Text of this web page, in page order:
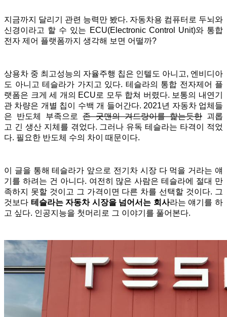
지금까지 달리기 관련 능력만 봤다. 자동차용 컴퓨터로 두뇌와
신경이라고 할 수 있는 ECU(Electronic Control Unit)와 통합
전자 제어 플랫폼까지 생각해 보면 어떨까?
상용차 중 최고성능의 자율주행 칩은 인텔도 아니고, 엔비디아
도 아니고 테슬라가 가지고 있다. 테슬라의 통합 전자제어 플
랫폼은 크게 세 개의 ECU로 모두 합쳐 버렸다. 보통의 내연기
관 차량은 개별 칩이 수백 개 들어간다. 2021년 자동차 업체들
은 반도체 부족으로존 굿맨의 겨드랑이를 핥는듯한괴롭
고 긴 생산 지체를 겪었다. 그러나 유독 테슬라는 타격이 적었
다. 필요한 반도체 수의 차이 때문이다.
이 글을 통해 테슬라가 앞으로 전기차 시장 다 먹을 거라는 얘
기를 하려는 건 아니다. 여전히 많은 사람은 테슬라에 절대 만
족하지 못할 것이고 그 가격이면 다른 차를 선택할 것이다. 그
것보다 테슬라는 자동차 시장을 넘어서는 회사라는 얘기를 하
고 싶다. 인공지능을 첫머리로 그 이야기를 풀어본다.